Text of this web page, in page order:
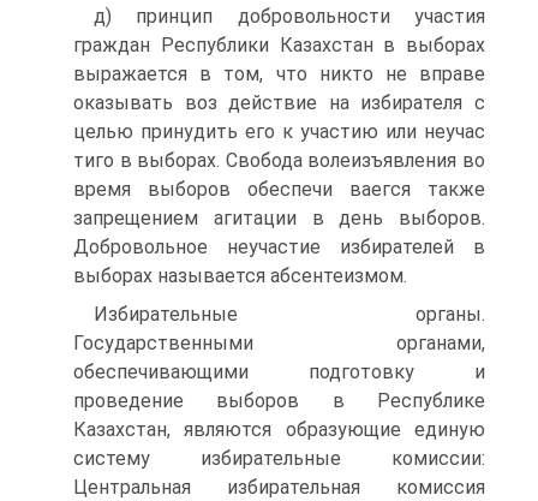
д) принцип добровольности участия
граждан Республики Казахстан в выборах
выражается в том, что никто не вправе
оказывать воз действие на избирателя с
целью принудить его к участию или неучас
тиго в выборах. Свобода волеизъявления во
время выборов обеспечи ваегся также
запрещением агитации в день выборов.
Добровольное неучастие избирателей в
выборах называется абсентеизмом.
Избирательные органы.
Государственными органами,
обеспечивающими подготовку и
проведение выборов в Республике
Казахстан, являются образующие единую
систему избирательные комиссии:
Центральная избирательная комиссия